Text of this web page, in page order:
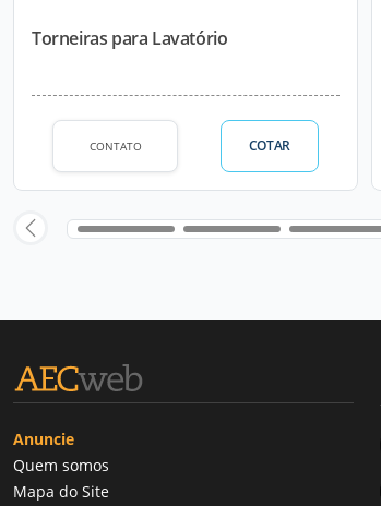
Torneiras para Lavatório
CONTATO COTAR
Anuncie
Quem somos
Mapa do Site